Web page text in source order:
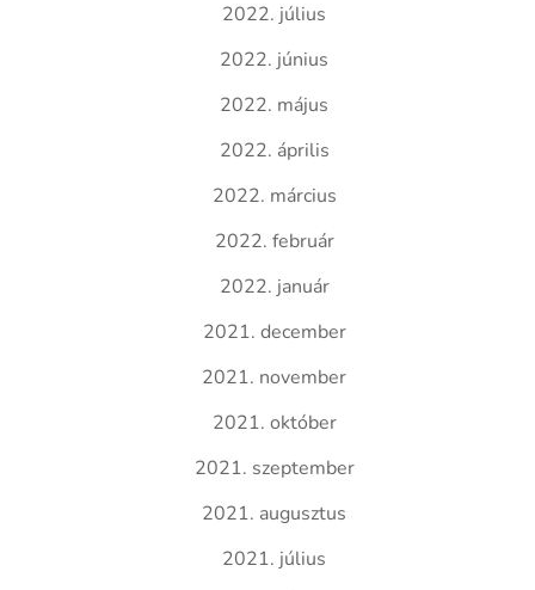
2022. július
2022. június
2022. május
2022. április
2022. március
2022. február
2022. január
2021. december
2021. november
2021. október
2021. szeptember
2021. augusztus
2021. július